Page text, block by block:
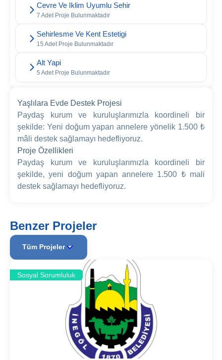
Cevre Ve Iklim Uyumlu Sehir
7 Adet Proje Bulunmaktadır
Sehirlesme Ve Kent Estetigi
15 Adet Proje Bulunmaktadır
Alt Yapi
5 Adet Proje Bulunmaktadır
Yaşlılara Evde Destek Projesi
Paydaş kurum ve kuruluşlarımızla koordineli bir
şekilde: Yeni doğum yapan annelere yönelik 1.500 ₺
mâli destek sağlamayı hedefliyoruz.
Proje Özellikleri
Paydaş kurum ve kuruluşlarımızla koordineli bir
şekilde, yeni doğum yapan annelere 1.500 ₺ mali
destek sağlamayı hedefliyoruz.
Benzer Projeler
Tüm Projeler
Sosyal Sorumluluk